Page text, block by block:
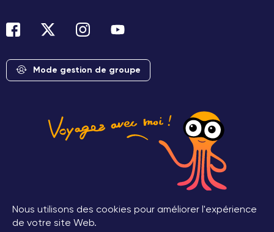
Mode gestion de groupe
Nous utilisons des cookies pour améliorer l'expérience
de votre site Web.